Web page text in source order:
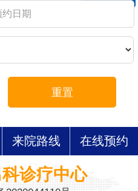
重置
来院路线 在线预约
诊疗中心